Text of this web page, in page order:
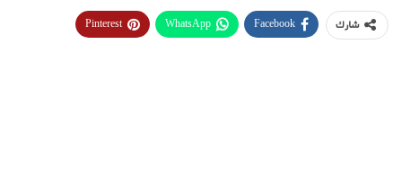
شارك Facebook
WhatsApp
Pinterest